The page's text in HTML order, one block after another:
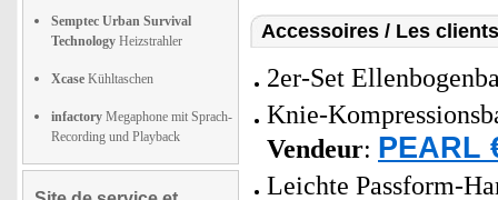
Semptec Urban Survival
Technology Heizstrahler
Xcase Kühltaschen
infactory Megaphone mit Sprach-
Recording und Playback
Accessoires / Les
2er-Set
Knie-
Vendeur: PEARL
Leichte Passform-